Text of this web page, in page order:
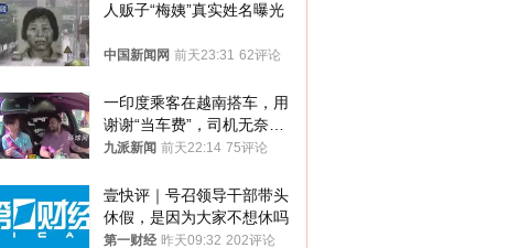
人贩子“梅姨”真实姓名曝光
中国新闻网 前天23:31 62评论
一印度乘客在越南搭车，用
谢谢“当车费”，司机无奈发
笑；印度网友：不代表印度
九派新闻 前天22:14 75评论
壹快评｜号召领导干部带头
休假，是因为大家不想休吗
第一财经 昨天09:32 202评论